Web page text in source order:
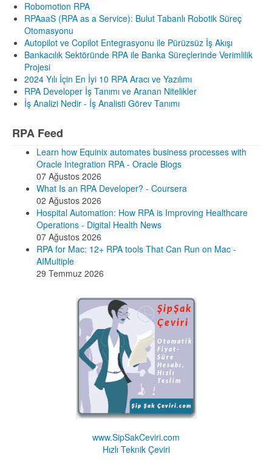
Robomotion RPA
RPAaaS (RPA as a Service): Bulut Tabanlı Robotik Süreç
Otomasyonu
Autopilot ve Copilot Entegrasyonu ile Pürüzsüz İş Akışı
Bankacılık Sektöründe RPA ile Banka Süreçlerinde Verimlilik
Projesi
2024 Yılı İçin En İyi 10 RPA Aracı ve Yazılımı
RPA Developer İş Tanımı ve Aranan Nitelikler
İş Analizi Nedir - İş Analisti Görev Tanımı
RPA Feed
Learn how Equinix automates business processes with
Oracle Integration RPA - Oracle Blogs
07 Ağustos 2026
What Is an RPA Developer? - Coursera
02 Ağustos 2026
Hospital Automation: How RPA is Improving Healthcare
Operations - Digital Health News
07 Ağustos 2026
RPA for Mac: 12+ RPA tools That Can Run on Mac -
AIMultiple
29 Temmuz 2026
www.SipSakCeviri.com
Hızlı Teknik Çeviri